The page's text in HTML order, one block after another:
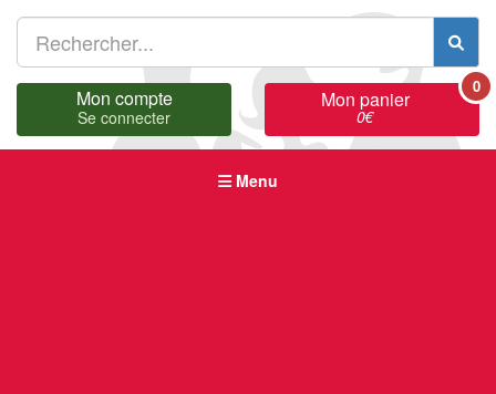
Mon compte
Se connecter
Mon panier
0€
0
Menu